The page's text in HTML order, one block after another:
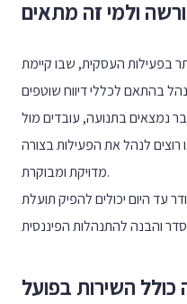
בפעילות העסקית, שבו קיימת
נמצאים בתנועה, עובדים מול
רוצים לנהל את הפעילות בצורה
מדויקת ומבוקרת.
עד היום יכולים להפיק תועלת